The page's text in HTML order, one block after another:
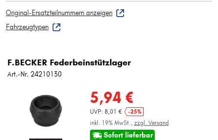
Original-Ersatzteilnummern anzeigen
Fahrzeugtypen
F.BECKER Federbeinstützlager
Art.-Nr. 24210130
5,94 €
UVP: 8,01 €
-25%
inkl. 19% MwSt., zzgl. Versand
Sofort lieferbar